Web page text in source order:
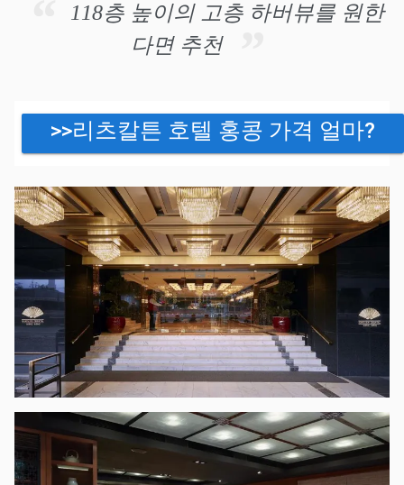
118층 높이의 고층 하버뷰를 원한
다면 추천
>>리츠칼튼 호텔 홍콩 가격 얼마?